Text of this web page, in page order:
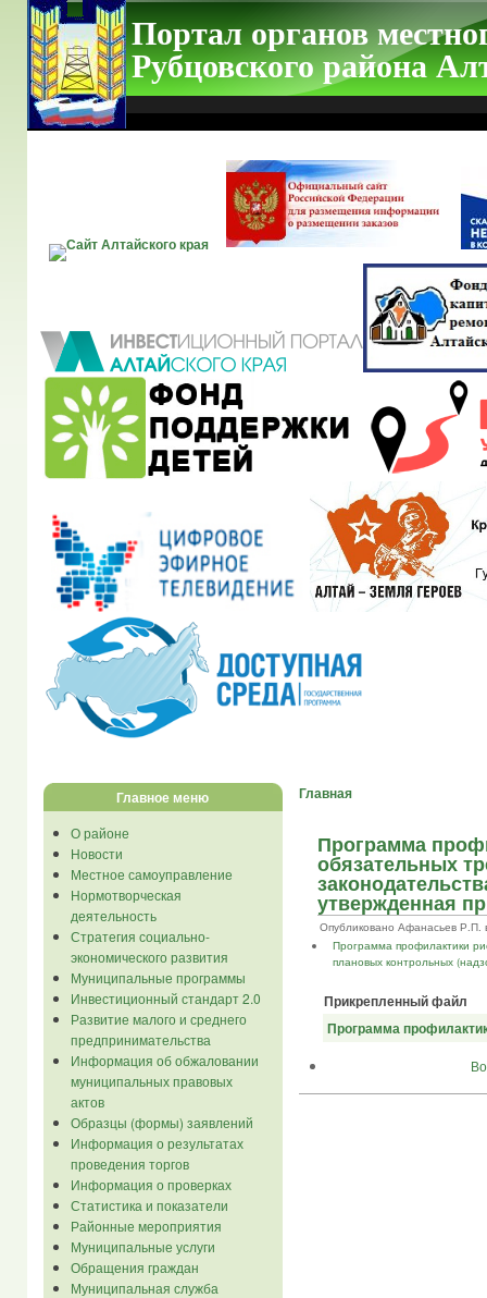
Портал органов
Рубцовского района
Главное меню
О районе
Новости
Местное самоуправление
Нормотворческая
деятельность
Стратегия социально-
экономического развития
Муниципальные программы
Инвестиционный стандарт 2.0
Развитие малого и среднего
предпринимательства
Информация об обжаловании
муниципальных правовых
актов
Образцы (формы) заявлений
Информация о результатах
проведения торгов
Информация о проверках
Статистика и показатели
Районные мероприятия
Муниципальные услуги
Обращения граждан
Муниципальная служба
Главная
Программа
обязательных
утвержденная
Опубликовано Афанасьев Р.П.
Программа профилактики
плановых контрольных
Прикрепленный файл
Программа